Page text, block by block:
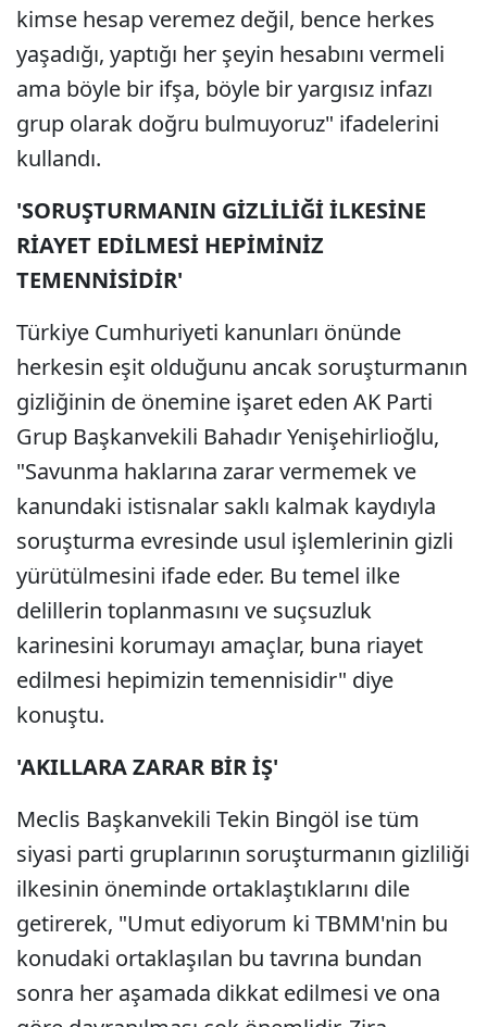
kimse hesap veremez değil, bence herkes
yaşadığı, yaptığı her şeyin hesabını vermeli
ama böyle bir ifşa, böyle bir yargısız infazı
grup olarak doğru bulmuyoruz" ifadelerini
kullandı.
'SORUŞTURMANIN GİZLİLİĞİ İLKESİNE
RİAYET EDİLMESİ HEPİMİNİZ
TEMENNİSİDİR'
Türkiye Cumhuriyeti kanunları önünde
herkesin eşit olduğunu ancak soruşturmanın
gizliğinin de önemine işaret eden AK Parti
Grup Başkanvekili Bahadır Yenişehirlioğlu,
"Savunma haklarına zarar vermemek ve
kanundaki istisnalar saklı kalmak kaydıyla
soruşturma evresinde usul işlemlerinin gizli
yürütülmesini ifade eder. Bu temel ilke
delillerin toplanmasını ve suçsuzluk
karinesini korumayı amaçlar, buna riayet
edilmesi hepimizin temennisidir" diye
konuştu.
'AKILLARA ZARAR BİR İŞ'
Meclis Başkanvekili Tekin Bingöl ise tüm
siyasi parti gruplarının soruşturmanın gizliliği
ilkesinin öneminde ortaklaştıklarını dile
getirerek, "Umut ediyorum ki TBMM'nin bu
konudaki ortaklaşılan bu tavrına bundan
sonra her aşamada dikkat edilmesi ve ona